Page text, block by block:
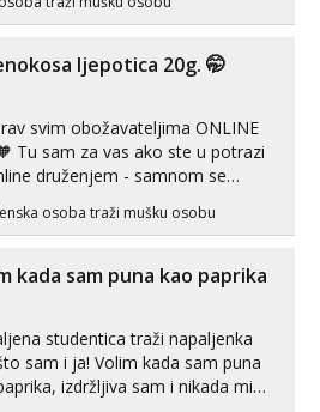
i gutanje sperme Erotsko rublje
I
neljubim se Wha...
ljepotica 20g. 🤭
svim obožavateljima ONLINE
Tu sam za vas ako ste u potrazi
druženjem - samnom se
zabaviti preko videopoziva, ili
nisam dovoljna radim i u paru i
i vruća tipkanja uz slike i hot
Za vas sam pripremila ...
osoba traži mušku osobu
kada sam puna kao paprika
studentica traži napaljenka
sam i ja! Volim kada sam puna
izdržljiva sam i nikada mi